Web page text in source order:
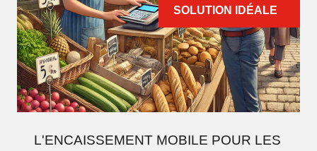
L'ENCAISSEMENT MOBILE POUR LES
SOLUTION IDÉALE